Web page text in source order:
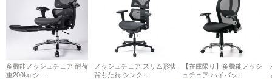
多機能メッシュチェア 耐荷
重200kg シ...
メッシュチェア スリム形状
背もたれ シンク...
【在庫限り】多機能メッシ
ュチェア ハイバッ...